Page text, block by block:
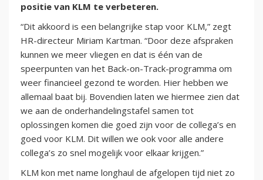
positie van KLM te verbeteren.
“Dit akkoord is een belangrijke stap voor KLM,” zegt
HR-directeur Miriam Kartman. “Door deze afspraken
kunnen we meer vliegen en dat is één van de
speerpunten van het Back-on-Track-programma om
weer financieel gezond te worden. Hier hebben we
allemaal baat bij. Bovendien laten we hiermee zien dat
we aan de onderhandelingstafel samen tot
oplossingen komen die goed zijn voor de collega’s en
goed voor KLM. Dit willen we ook voor alle andere
collega’s zo snel mogelijk voor elkaar krijgen.”
KLM kon met name longhaul de afgelopen tijd niet zo